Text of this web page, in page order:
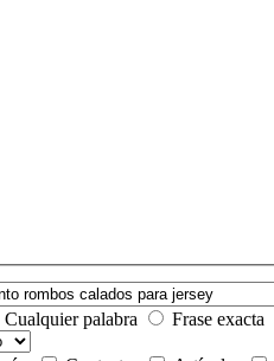
Cualquier palabra
Frase exacta